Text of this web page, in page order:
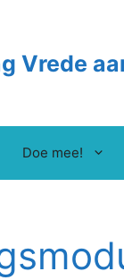
Vrede
Doe mee!